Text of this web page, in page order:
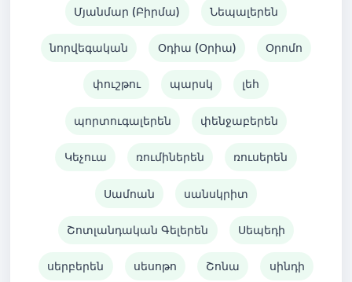
Մյանմար (Բիրմա) Նեպալերեն
նորվեգական Օդիա (Օրիա) Օրոմո
փուշթու պարսկ լեհ
պորտուգալերեն փենջաբերեն
Կեչուա ռումիներեն ռուսերեն
Սամոան սանսկրիտ
Շոտլանդական Գելերեն Սեպեդի
սերբերեն սեսոթո Շոնա սինդի